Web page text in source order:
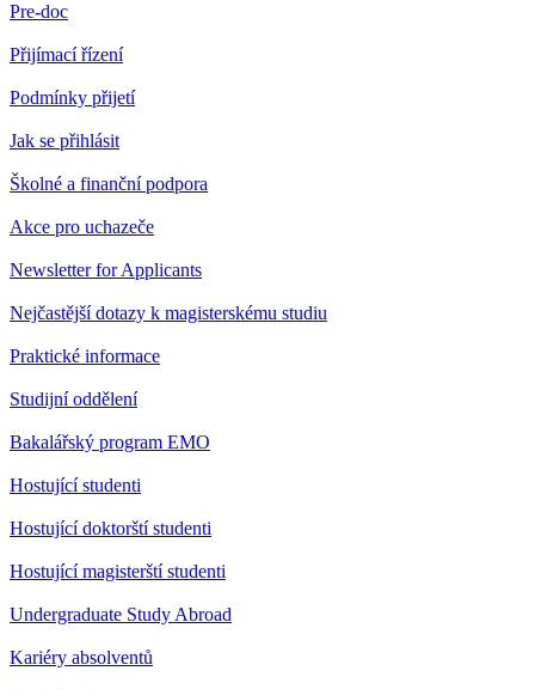
Pre-doc
Přijímací řízení
Podmínky přijetí
Jak se přihlásit
Školné a finanční podpora
Akce pro uchazeče
Newsletter for Applicants
Nejčastější dotazy k magisterskému studiu
Praktické informace
Studijní oddělení
Bakalářský program EMO
Hostující studenti
Hostující doktorští studenti
Hostující magisterští studenti
Undergraduate Study Abroad
Kariéry absolventů